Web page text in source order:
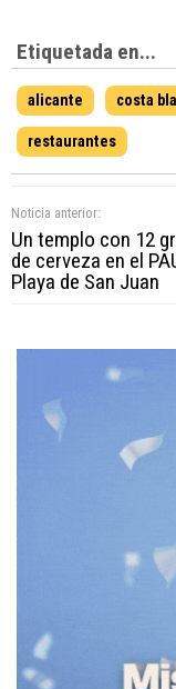
Etiquetada en...
alicante costa
restaurantes
Noticia anterior:
Un templo con 12
de cerveza en el
Playa de San Juan